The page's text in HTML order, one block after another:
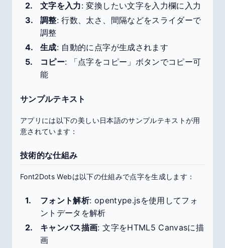
文字を入力: 変換したい文字を入力欄に入力
調整: 行数、太さ、間隔などをスライダーで
調整
生成: 自動的に点字が生成されます
コピー: 「点字をコピー」ボタンでコピー可
能
サンプルテキスト
アプリには以下の美しい日本語のサンプルテキストが用
意されています：
技術的な仕組み
Font2Dots Webは以下の仕組みで点字を生成します：
フォント解析: opentype.jsを使用してフォ
ントデータを解析
キャンバス描画: 文字をHTML5 Canvasに描
画